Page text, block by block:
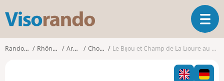
s
o
O
u
i
r
Randonnées Rhône-Alpes Ardèche Chomérac Le Bijou et Champ de La Lioure au départ de Chomerac